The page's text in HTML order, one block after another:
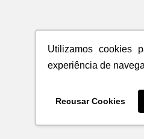
Utilizamos cookies
experiência de
Recusar Cookies